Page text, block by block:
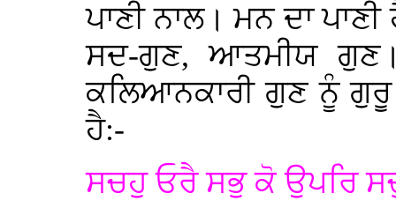
ਪਾਣੀ ਨਾਲ। ਮਨ ਦਾ
ਸਦ-ਗੁਣ, ਆਤਮੀਯ
ਕਲਿਆਨਕਾਰੀ ਗੁਣ ਨੂੰ
ਹੈ:-
ਸਚਹੁ ਓਰੈ ਸਭੁ ਕੋ ਉਪਰਿ